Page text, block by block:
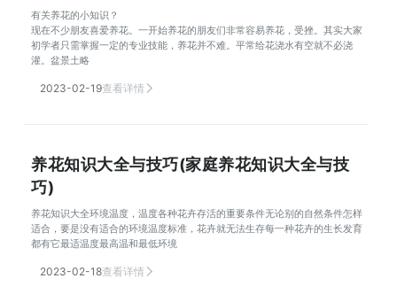
有关养花的小知识？
现在不少朋友喜爱养花。一开始养花的朋友们非常容易养花，受挫。其实大家
初学者只需掌握一定的专业技能，养花并不难。平常给花浇水有空就不必浇
灌。盆景土略
2023-02-19查看详情
养花知识大全与技巧(家庭养花知识大全与技
巧)
养花知识大全环境温度，温度各种花卉存活的重要条件无论别的自然条件怎样
适合，要是没有适合的环境温度标准，花卉就无法生存每一种花卉的生长发育
都有它最适温度最高温和最低环境
2023-02-18查看详情